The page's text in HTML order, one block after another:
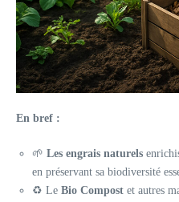
En bref :
🌱 Les engrais naturels
en préservant sa biodiversité
♻️ Le Bio Compost et autres